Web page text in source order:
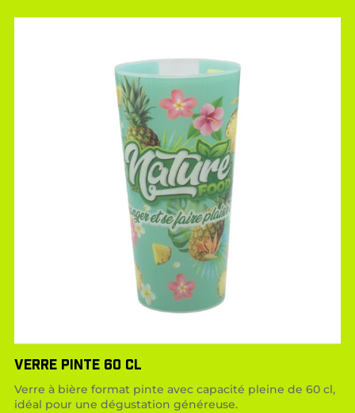
VERRE PINTE 60 CL
Verre à bière format pinte avec capacité pleine de 60 cl,
idéal pour une dégustation généreuse.